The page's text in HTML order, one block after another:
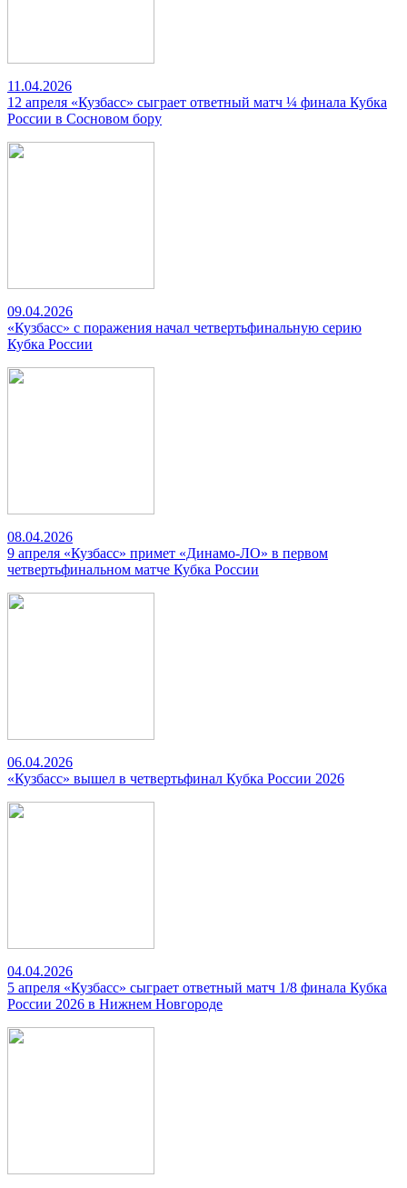
11.04.2026
12 апреля «Кузбасс» сыграет ответный матч ¼ финала Кубка
России в Сосновом бору
09.04.2026
«Кузбасс» с поражения начал четвертьфинальную серию
Кубка России
08.04.2026
9 апреля «Кузбасс» примет «Динамо-ЛО» в первом
четвертьфинальном матче Кубка России
06.04.2026
«Кузбасс» вышел в четвертьфинал Кубка России 2026
04.04.2026
5 апреля «Кузбасс» сыграет ответный матч 1/8 финала Кубка
России 2026 в Нижнем Новгороде